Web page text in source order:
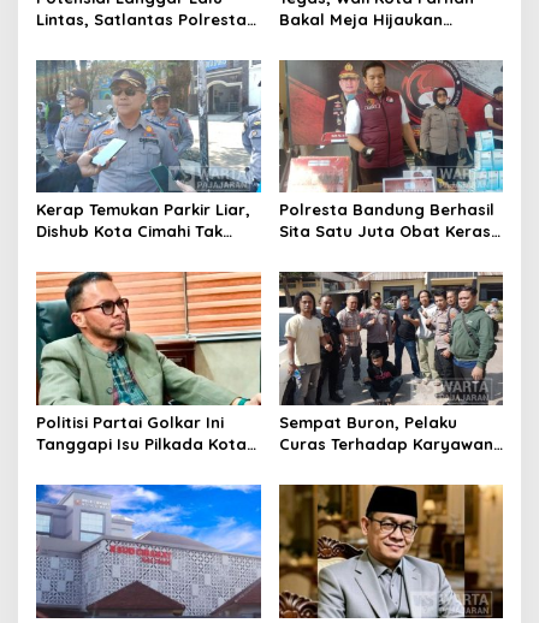
Lintas, Satlantas Polresta
Motor Berknalpot Brong
Bakal Meja Hijaukan
Riau
Kerap Temukan Parkir Liar,
Dishub Kota Cimahi Tak
Pembinaan
Polresta Bandung Berhasil
Sita Satu Juta Obat Keras
Kasus Narkoba
Politisi Partai Golkar Ini
Tanggapi Isu Pilkada Kota
Sempat Buron, Pelaku
Curas Terhadap Karyawan
Ditangkap Polisi